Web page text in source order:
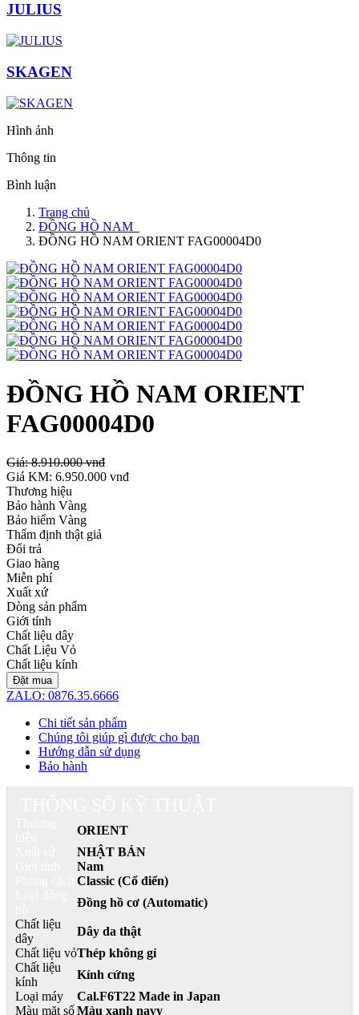
JULIUS
SKAGEN
Hình ảnh
Thông tin
Bình luận
Trang chủ
ĐỒNG HỒ NAM
ĐỒNG HỒ NAM ORIENT FAG00004D0
ĐỒNG HỒ NAM ORIENT
FAG00004D0
Giá:8.910.000 vnđ
Giá KM: 6.950.000 vnđ
Thương hiệu
Bảo hành Vàng
Bảo hiểm Vàng
Thẩm định thật giả
Đổi trả
Giao hàng
Miễn phí
Xuất xứ
Dòng sản phẩm
Giới tính
Chất liệu dây
Chất Liệu Vỏ
Chất liệu kính
Đặt mua
ZALO: 0876.35.6666
Chi tiết sản phẩm
Chúng tôi giúp gì được cho bạn
Hướng dẫn sử dụng
Bảo hành
ORIENT
NHẬT BẢN
Nam
Classic (Cổ điển)
Đồng hồ cơ (Automatic)
Chất liệu
dây
Dây da thật
Chất liệu vỏThép không gỉ
Chất liệu
kính
Kính cứng
Loại máy
Cal.F6T22 Made in Japan
Màu mặt sốMàu xanh navy